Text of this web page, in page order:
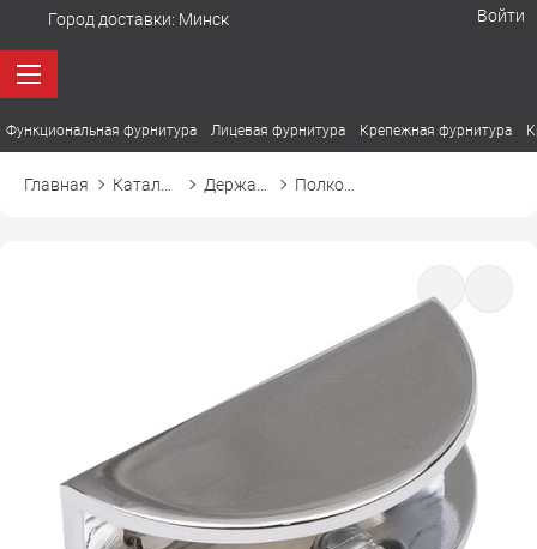
Город доставки: Минск Войти
Функциональная фурнитура Лицевая фурнитура Крепежная фурнитура
Главная